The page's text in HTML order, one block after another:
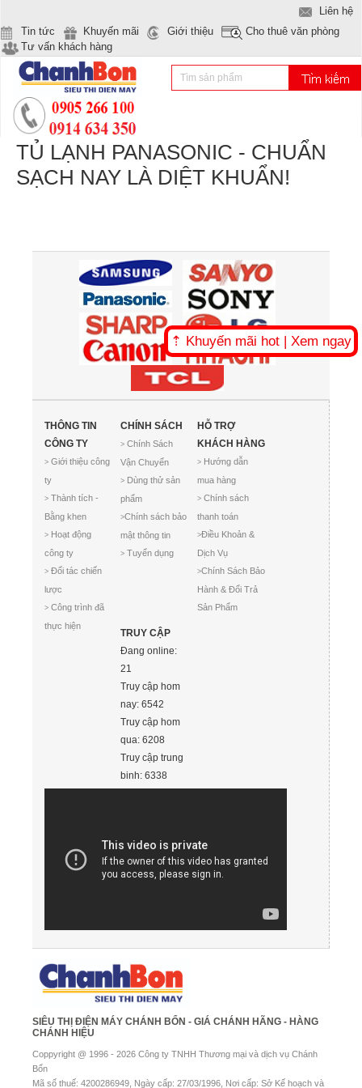
Liên hệ
Tin tức
Khuyến mãi Giới thiệu
Cho thuê văn phòng
Tư vấn khách hàng
TỦ LẠNH PANASONIC - CHUẨN
SẠCH NAY LÀ DIỆT KHUẨN!
⇡ Khuyến mãi hot | Xem ngay
THÔNG TIN
CÔNG TY
> Giới thiệu công
ty
> Thành tích -
Bằng khen
> Hoạt động
công ty
> Đối tác chiến
lược
> Công trình đã
thực hiện
CHÍNH SÁCH
> Chính Sách
Vận Chuyển
> Dùng thử sản
phẩm
>Chính sách bảo
mật thông tin
> Tuyển dụng
HỖ TRỢ
KHÁCH HÀNG
>Hướng dẫn
mua hàng
>Chính sách
thanh toán
>Điều Khoản &
Dịch Vụ
>Chính Sách Bảo
Hành & Đổi Trả
Sản Phẩm
TRUY CẬP
Đang online:
21
Truy cập hom
nay: 6542
Truy cập hom
qua: 6208
Truy cập trung
binh: 6338
SIÊU THỊ ĐIỆN MÁY CHÁNH BỔN - GIÁ CHÁNH HÃNG - HÀNG
CHÁNH HIỆU
Coppyright @ 1996 - 2026 Công ty TNHH Thương mại và dịch vụ Chánh
Bổn
Mã số thuế: 4200286949, Ngày cấp: 27/03/1996, Nơi cấp: Sở Kế hoạch và